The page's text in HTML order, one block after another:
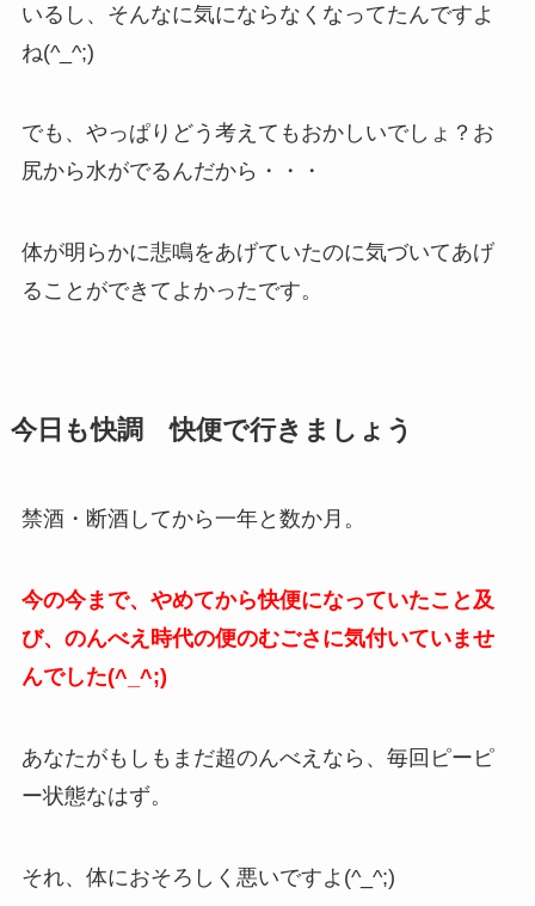
いるし、そんなに気にならなくなってたんですよ
ね(^_^;)
でも、やっぱりどう考えてもおかしいでしょ？お
尻から水がでるんだから・・・
体が明らかに悲鳴をあげていたのに気づいてあげ
ることができてよかったです。
今日も快調 快便で行きましょう
禁酒・断酒してから一年と数か月。
今の今まで、やめてから快便になっていたこと及
び、のんべえ時代の便のむごさに気付いていませ
んでした(^_^;)
あなたがもしもまだ超のんべえなら、毎回ピーピ
ー状態なはず。
それ、体におそろしく悪いですよ(^_^;)